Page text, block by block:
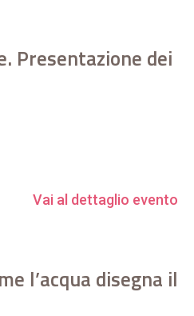
Presentazione dei
Vai al dettaglio evento
l’acqua disegna il